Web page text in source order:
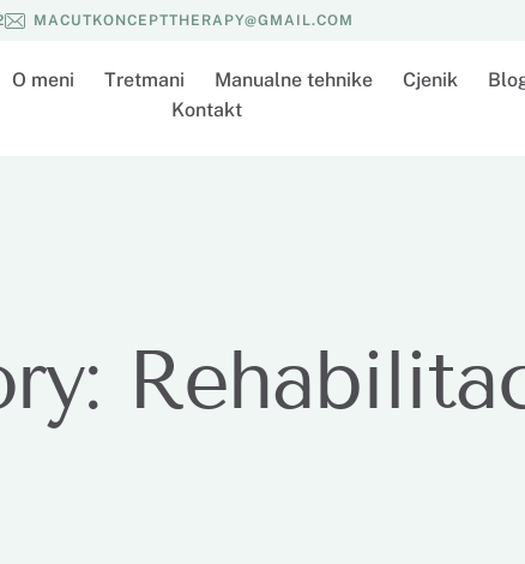
MACUTKONCEPTTHERAPY@GMAIL.COM
O meni Tretmani Manualne tehnike Cjenik
Kontakt